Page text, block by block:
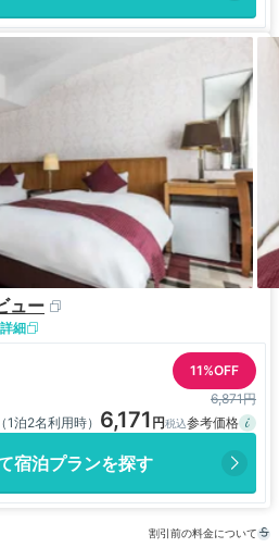
ュー
細
11%OFF
6,871円
1泊2名利用時） 6,171
宿泊プランを探す
割引前の料金について